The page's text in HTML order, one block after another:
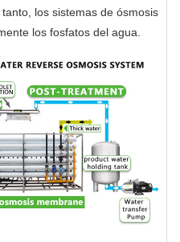
los sistemas de ósmosis
los fosfatos del agua.